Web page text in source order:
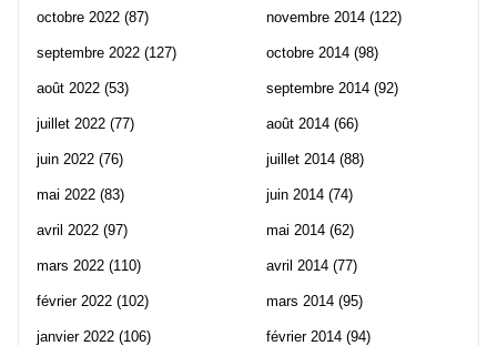
octobre 2022 (87)
septembre 2022 (127)
août 2022 (53)
juillet 2022 (77)
juin 2022 (76)
mai 2022 (83)
avril 2022 (97)
mars 2022 (110)
février 2022 (102)
janvier 2022 (106)
novembre 2014 (122)
octobre 2014 (98)
septembre 2014 (92)
août 2014 (66)
juillet 2014 (88)
juin 2014 (74)
mai 2014 (62)
avril 2014 (77)
mars 2014 (95)
février 2014 (94)